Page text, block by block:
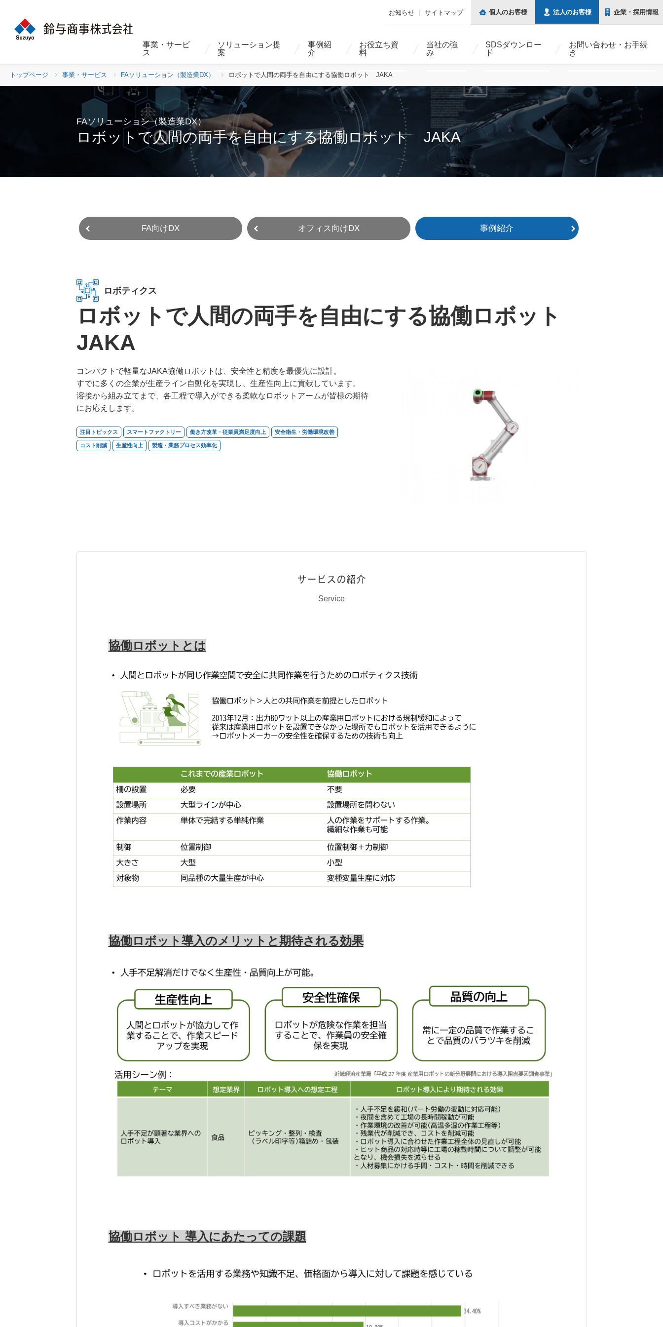
お知らせ サイトマップ 個人のお客様 法人のお客様 企業・ 採用情報
事業・サービ
ス
ソリューション提
案
事例紹
介
お役立ち資
料
当社の強
み
SDSダウンロー
ド
お問い合わせ・お手続
き
トップページ 事業・サービス FAソリューション（製造業DX） ロボットで人間の両手を自由にする協働ロボット JAKA
FAソリューション（製造業DX）
ロボットで人間の両手を自由にする協働ロボット JAKA
FA向けDX オフィス向けDX 事例紹介
ロボティクス
ロボットで人間の両手を自由にする協働ロボット
JAKA
コンパクトで軽量なJAKA協働ロボットは、安全性と精度を最優先に設計。
すでに多くの企業が生産ライン自動化を実現し、生産性向上に貢献しています。
溶接から組み立てまで、各工程で導入ができる柔軟なロボットアームが皆様の期待
にお応えします。​
注目トピックス スマートファクトリー 働き方改革・従業員満足度向上 安全衛生・労働環境改善
コスト削減 生産性向上 製造・業務プロセス効率化
サービスの紹介
Service
協働ロボットとは
協働ロボット導入のメリットと期待される効果
協働ロボット 導入にあたっての課題